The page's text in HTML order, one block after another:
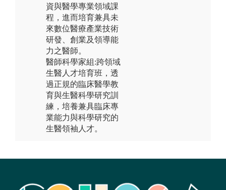
資與醫學專業領域課
程，進而培育兼具未
來數位醫療產業技術
研發、創業及領導能
力之醫師。
醫師科學家組:跨領域
生醫人才培育班，透
過正規的臨床醫學教
育與生醫科學研究訓
練，培養兼具臨床專
業能力與科學研究的
生醫領袖人才。